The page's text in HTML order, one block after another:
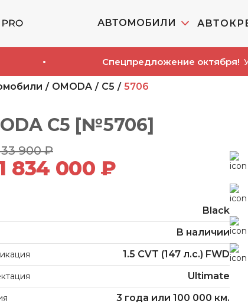
АВТОМОБИЛИ
Спецпредложение октября! Успейте
OMODA C5 5706
C5 [№5706]
900 ₽
834 000 ₽
Black
В наличии
1.5 CVT (147 л.с.) FWD
Ultimate
3 года или 100 000 км.